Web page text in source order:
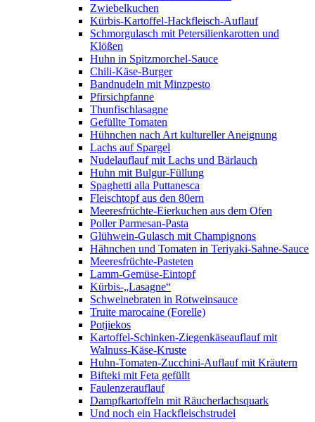
Zwiebelkuchen
Kürbis-Kartoffel-Hackfleisch-Auflauf
Schmorgulasch mit Petersilienkarotten und
Klößen
Huhn in Spitzmorchel-Sauce
Chili-Käse-Burger
Bandnudeln mit Minzpesto
Pfirsichpfanne
Thunfischlasagne
Gefüllte Tomaten
Hühnchen nach Art kultureller Aneignung
Lachs auf Spargel
Nudelauflauf mit Lachs und Bärlauch
Huhn mit Bulgur-Füllung
Spaghetti alla Puttanesca
Fleischtopf aus den 80ern
Meeresfrüchte-Eierkuchen aus dem Ofen
Poller Parmesan-Pasta
Glühwein-Gulasch mit Champignons
Hähnchen und Tomaten in Teriyaki-Sahne-Sauce
Meeresfrüchte-Pasteten
Lamm-Gemüse-Eintopf
Kürbis-„Lasagne“
Schweinebraten in Rotweinsauce
Truite marocaine (Forelle)
Potjiekos
Kartoffel-Schinken-Ziegenkäseauflauf mit
Walnuss-Käse-Kruste
Huhn-Tomaten-Zucchini-Auflauf mit Kräutern
Bifteki mit Feta gefüllt
Faulenzerauflauf
Dampfkartoffeln mit Räucherlachsquark
Und noch ein Hackfleischstrudel